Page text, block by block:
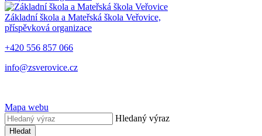
Základní škola a Mateřská škola Veřovice,
příspěvková organizace
+420 556 857 066
info@zsverovice.cz
Mapa webu
Hledaný výraz
Hledat